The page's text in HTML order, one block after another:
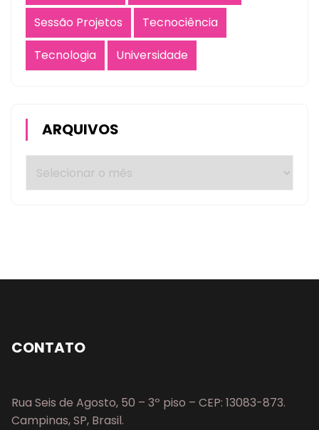
Sessão Projetos
Tecnociência
Tecnologia
Universidade
ARQUIVOS
CONTATO
Rua Seis de Agosto, 50 – 3º piso – CEP: 13083-873.
Campinas, SP, Brasil.